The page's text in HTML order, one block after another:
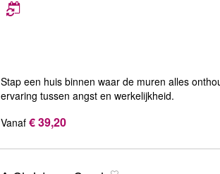
Stap een huis binnen waar de muren alles
ervaring tussen angst en werkelijkheid.
Vanaf € 39,20